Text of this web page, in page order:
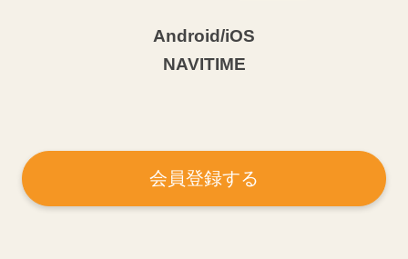
Android/iOS
NAVITIME
会員登録する